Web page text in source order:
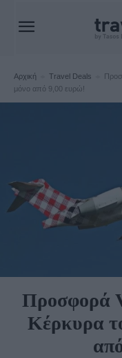
Αρχική Travel Deals
μόνο από 9,00 ευρώ!
Προσφορά
Κέρκυρα